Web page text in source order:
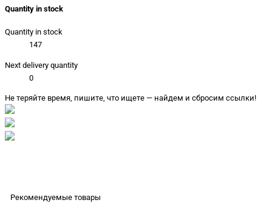
Quantity in stock
Quantity in stock
147
Next delivery quantity
0
Не теряйте время, пишите, что ищете — найдем и сбросим ссылки!
Рекомендуемые товары